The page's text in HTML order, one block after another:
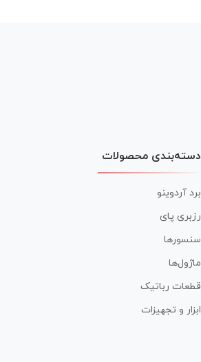
دسته‌بندی محصولات
برد آردوینو
رزبری پای
سنسورها
ماژول‌ها
قطعات رباتیک
ابزار و تجهیزات